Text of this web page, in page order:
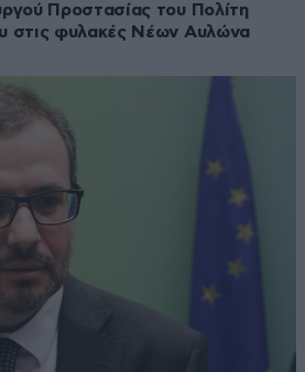
Προστασίας του Πολίτη
στις φυλακές Νέων Αυλώνα